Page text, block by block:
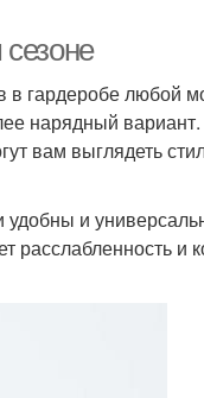
в гардеробе любой
нарядный
вам выглядеть
и
расслабленность и